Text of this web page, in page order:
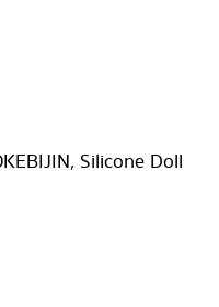
, Silicone Doll